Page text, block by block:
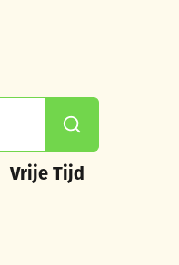
Zoeken
Vrije Tijd
Vrije Tijd